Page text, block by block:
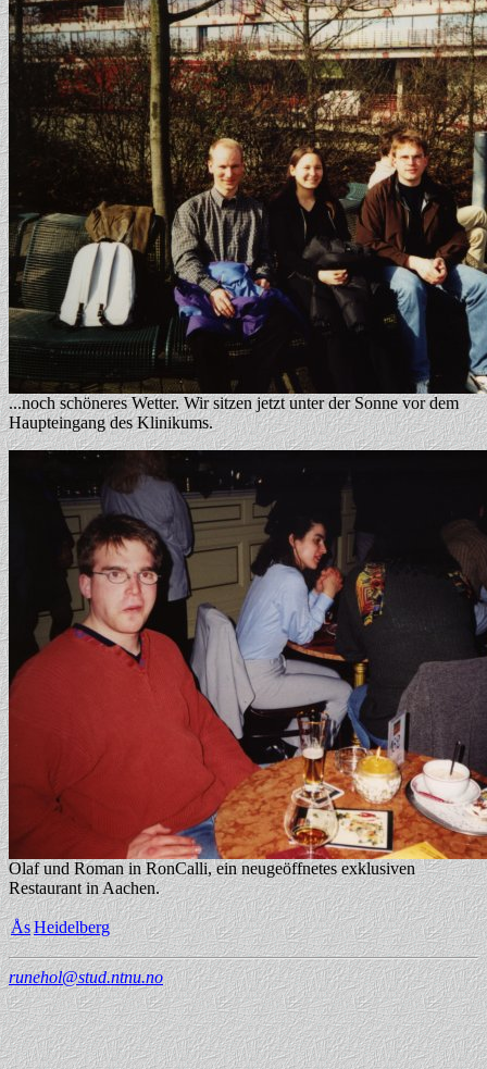
...noch schöneres Wetter. Wir sitzen jetzt unter der Sonne vor dem
Haupteingang des Klinikums.
Olaf und Roman in RonCalli, ein neugeöffnetes exklusiven
Restaurant in Aachen.
ÅsHeidelberg
runehol@stud.ntnu.no